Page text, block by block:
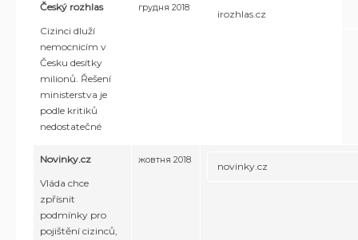
Český rozhlas
Cizinci dluží
nemocnicím v
Česku desítky
milionů. Řešení
ministerstva je
podle kritiků
nedostatečné
грудня 2018
irozhlas.cz
Novinky.cz
Vláda chce
zpřísnit
podmínky pro
pojištění cizinců,
жовтня 2018
novinky.cz